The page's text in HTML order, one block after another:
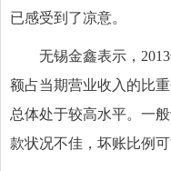
已感受到了凉意。
无锡金鑫表示，2013
额占当期营业收入的比重
总体处于较高水平。一
款状况不佳，坏账比例